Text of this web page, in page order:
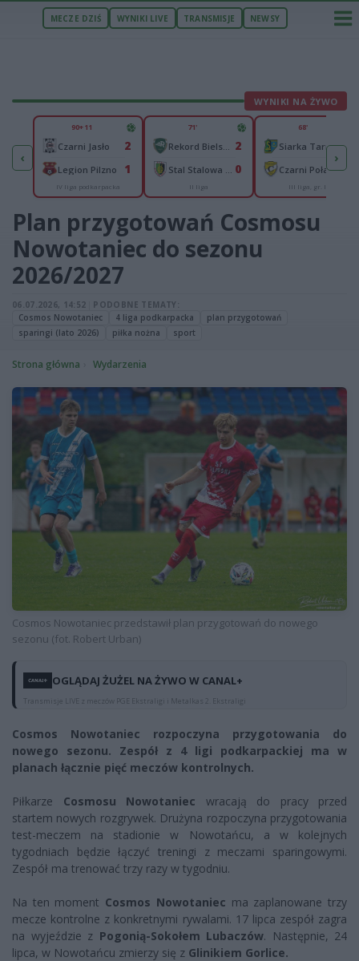
MECZE DZIŚ WYNIKI LIVE TRANSMISJE NEWSY
WYNIKI NA ŻYWO
‹
45
45
90+11
Czarni Jasło 2
Legion Pilzno 1
IV liga podkarpacka
71'
2
0
II liga
68'
Siarka Tarnobrzeg0
Czarni Połaniec0
III liga, gr. IV
›
Plan przygotowań Cosmosu
Nowotaniec do sezonu
2026/2027
06.07.2026, 14:52
PODOBNE TEMATY:
Cosmos Nowotaniec
4 liga podkarpacka
plan przygotowań
sparingi (lato 2026)
piłka nożna sport
Strona główna Wydarzenia
Cosmos Nowotaniec przedstawił plan przygotowań do nowego
sezonu (fot. Robert Urban)
OGLĄDAJ ŻUŻEL NA ŻYWO W CANAL+
Transmisje LIVE z meczów PGE Ekstraligi i Metalkas 2. Ekstraligi
Cosmos Nowotaniec rozpoczyna przygotowania do
nowego sezonu. Zespół z 4 ligi podkarpackiej ma w
planach łącznie pięć meczów kontrolnych.
Piłkarze Cosmosu Nowotaniec wracają do pracy przed
startem nowych rozgrywek. Drużyna rozpoczyna przygotowania
test-meczem na stadionie w Nowotańcu, a w kolejnych
tygodniach będzie łączyć treningi z meczami sparingowymi.
Zespół ma trenować trzy razy w tygodniu.
Na ten moment Cosmos Nowotaniec ma zaplanowane trzy
mecze kontrolne z konkretnymi rywalami. 17 lipca zespół zagra
na wyjeździe z Pogonią-Sokołem Lubaczów. Następnie, 24
lipca, w Nowotańcu zmierzy się z Glinikiem Gorlice.